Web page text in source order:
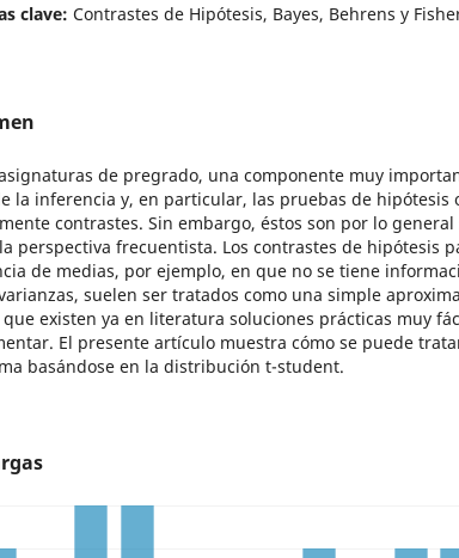
clave: Contrastes de Hipótesis, Bayes, Behrens y
de pregrado, una componente muy
la inferencia y, en particular, las pruebas de hipótesis
contrastes. Sin embargo, éstos son por lo general
perspectiva frecuentista. Los contrastes de hipótesis
de medias, por ejemplo, en que no se tiene
suelen ser tratados como una simple
existen ya en literatura soluciones prácticas muy
El presente artículo muestra cómo se puede
basándose en la distribución t-student.